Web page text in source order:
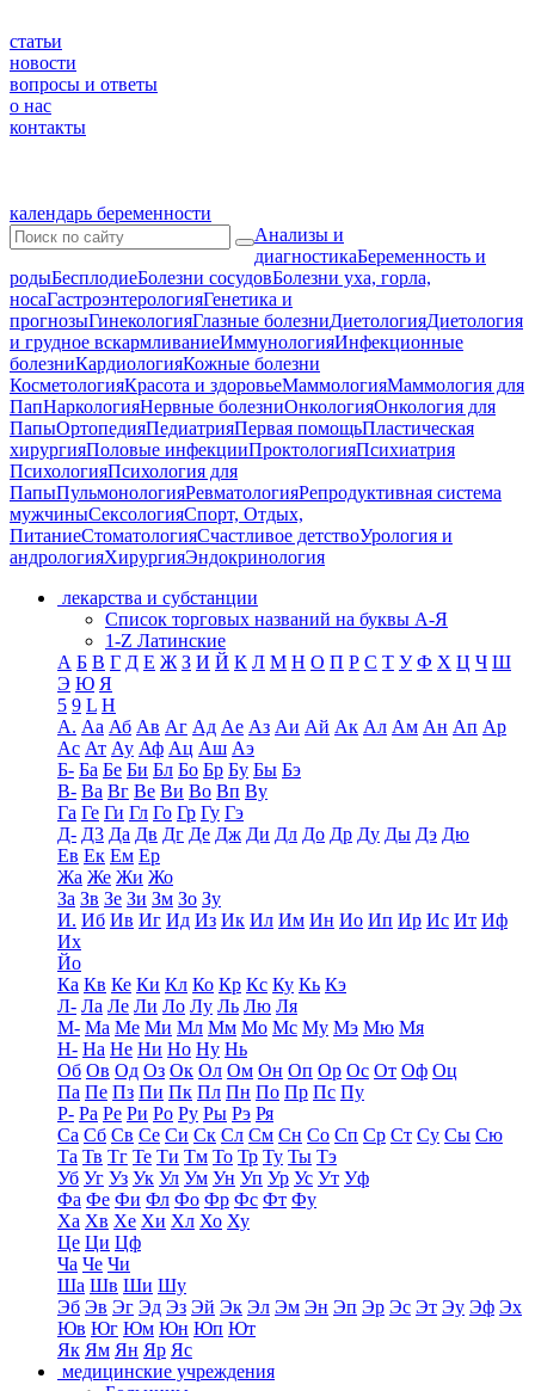
статьи
новости
вопросы и ответы
о нас
контакты
календарь беременности
Анализы и
диагностикаБеременность и
родыБесплодиеБолезни сосудовБолезни уха, горла,
носаГастроэнтерологияГенетика и
прогнозыГинекологияГлазные болезниДиетологияДиетология
и грудное вскармливаниеИммунологияИнфекционные
болезниКардиологияКожные болезни
КосметологияКрасота и здоровьеМаммологияМаммология для
ПапНаркологияНервные болезниОнкологияОнкология для
ПапыОртопедияПедиатрияПервая помощьПластическая
хирургияПоловые инфекцииПроктологияПсихиатрия
ПсихологияПсихология для
ПапыПульмонологияРевматологияРепродуктивная система
мужчиныСексологияСпорт, Отдых,
ПитаниеСтоматологияСчастливое детствоУрология и
андрологияХирургияЭндокринология
лекарства и субстанции
Список торговых названий на буквы А-Я
1-Z Латинские
А Б В Г Д Е Ж З И Й К Л М Н О П Р С Т У Ф Х Ц Ч Ш
Э Ю Я
5 9 L H
А. Аа Аб Ав Аг Ад Ае Аз Аи Ай Ак Ал Ам Ан Ап Ар
Ас Ат Ау Аф Ац Аш Аэ
Б- Ба Бе Би Бл Бо Бр Бу Бы Бэ
В- Ва Вг Ве Ви Во Вп Ву
Га Ге Ги Гл Го Гр Гу Гэ
Д- Д3 Да Дв Дг Де Дж Ди Дл До Др Ду Ды Дэ Дю
Ев Ек Ем Ер
Жа Же Жи Жо
За Зв Зе Зи Зм Зо Зу
И. Иб Ив Иг Ид Из Ик Ил Им Ин Ио Ип Ир Ис Ит Иф
Их
Йо
Ка Кв Ке Ки Кл Ко Кр Кс Ку Кь Кэ
Л- Ла Ле Ли Ло Лу Ль Лю Ля
М- Ма Ме Ми Мл Мм Мо Мс Му Мэ Мю Мя
Н- На Не Ни Но Ну Нь
Об Ов Од Оз Ок Ол Ом Он Оп Ор Ос От Оф Оц
Па Пе Пз Пи Пк Пл Пн По Пр Пс Пу
Р- Ра Ре Ри Ро Ру Ры Рэ Ря
Са Сб Св Се Си Ск Сл См Сн Со Сп Ср Ст Су Сы Сю
Та Тв Тг Те Ти Тм То Тр Ту Ты Тэ
Уб Уг Уз Ук Ул Ум Ун Уп Ур Ус Ут Уф
Фа Фе Фи Фл Фо Фр Фс Фт Фу
Ха Хв Хе Хи Хл Хо Ху
Це Ци Цф
Ча Че Чи
Ша Шв Ши Шу
Эб Эв Эг Эд Эз Эй Эк Эл Эм Эн Эп Эр Эс Эт Эу Эф Эх
Юв Юг Юм Юн Юп Ют
Як Ям Ян Яр Яс
медицинские учреждения